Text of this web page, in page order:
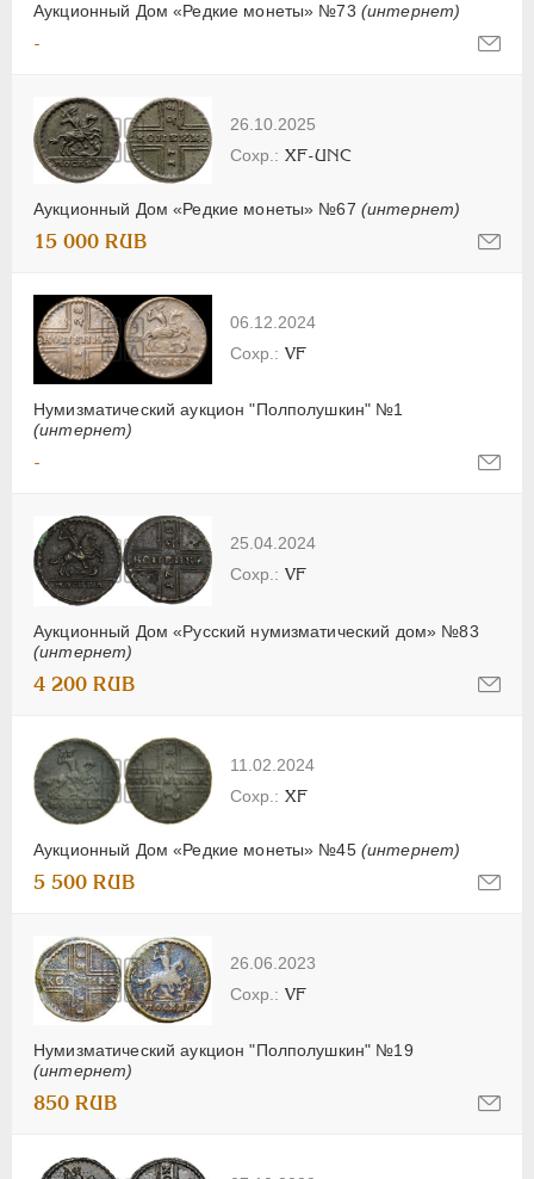
Аукционный Дом «Редкие монеты» №73 (интернет)
-
26.10.2025
Аукционный Дом «Редкие монеты» №67 (интернет)
XF-UNC
15 000 RUB
06.12.2024
Нумизматический аукцион "Полполушкин" №1
(интернет)
VF
-
25.04.2024
Аукционный Дом «Русский нумизматический дом» №83
(интернет)
VF
4 200 RUB
11.02.2024
Аукционный Дом «Редкие монеты» №45 (интернет)
XF
5 500 RUB
26.06.2023
Нумизматический аукцион "Полполушкин" №19
(интернет)
VF
850 RUB